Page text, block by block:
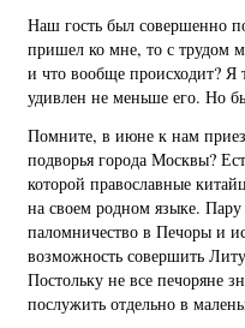
Наш гость был совершенно
пришел ко мне, то с трудом
и что вообще происходит? Я
удивлен не меньше его. Но
Помните, в июне к нам
подворья города Москвы?
которой православные
на своем родном языке.
паломничество в Печоры и
возможность совершить
Постольку не все печоряне
послужить отдельно в